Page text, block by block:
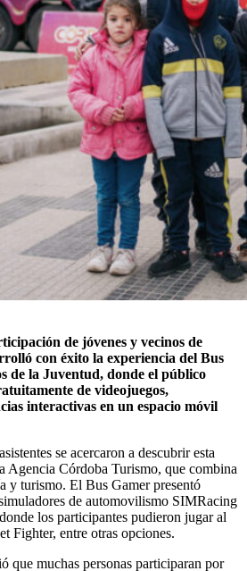
de jóvenes y vecinos de
con éxito la experiencia del Bus
de la Juventud, donde el público
de videojuegos,
interactivas en un espacio móvil
se acercaron a descubrir esta
Agencia Córdoba Turismo, que combina
y turismo. El Bus Gamer presentó
de automovilismo SIMRacing
los participantes pudieron jugar al
Fighter, entre otras opciones.
que muchas personas participaran por